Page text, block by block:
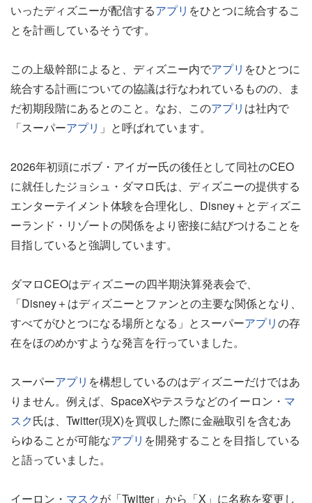
いったディズニーが配信するアプリ をひとつに統合するこ
とを計画しているそうです。
この上級幹部によると、ディズニー内でアプリ をひとつに
統合する計画についての協議は行なわれているものの、ま
だ初期段階にあるとのこと。なお、このアプリ は社内で
「スーパーアプリ 」と呼ばれています。
2026年初頭にボブ・アイガー氏の後任として同社のCEO
に就任したジョシュ・ダマロ氏は、ディズニーの提供する
エンターテイメント体験を合理化し、Disney＋とディズニ
ーランド・リゾートの関係をより密接に結びつけることを
目指していると強調しています。
ダマロCEOはディズニーの四半期決算発表会で、
「Disney＋はディズニーとファンとの主要な関係となり、
すべてがひとつになる場所となる」とスーパーアプリの存
在をほのめかすような発言を行っていました。
スーパーアプリ を構想しているのはディズニーだけではあ
りません。例えば、SpaceXやテスラなどのイーロン・ マ
スク氏は、Twitter(現X)を買収した際に金融取引を含むあ
らゆることが可能なアプリ を開発することを目指している
と語っていました。
イーロン・ マスクが「Twitter」から「X」に名称を変更し